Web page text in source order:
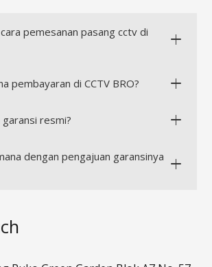
pemesanan pasang cctv di
pembayaran di CCTV BRO?
garansi resmi?
dengan pengajuan garansinya